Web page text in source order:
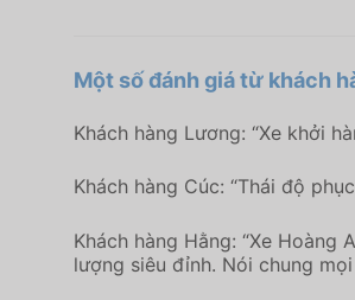
Một số đánh giá từ khách
Khách hàng Lương: “Xe khởi
Khách hàng Cúc: “Thái độ
Khách hàng Hằng: “Xe
lượng siêu đỉnh. Nói chung